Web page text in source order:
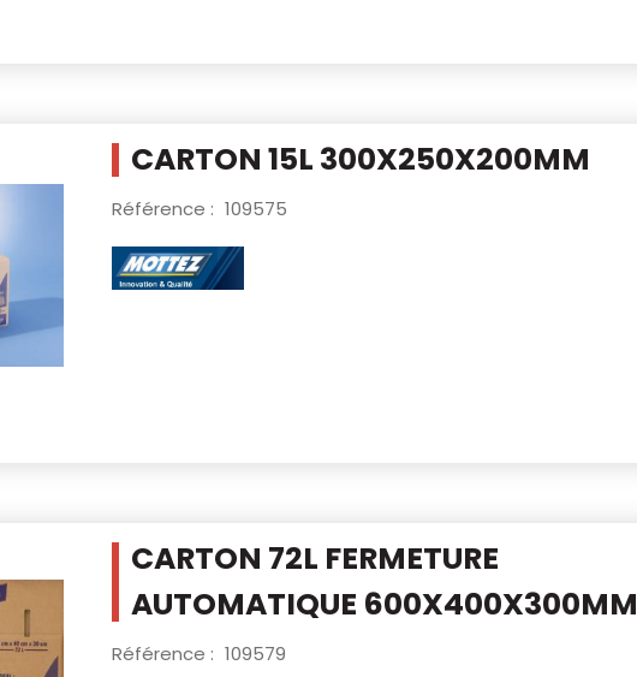
CARTON 15L 300X250X200MM
Référence : 109575
CARTON 72L FERMETURE
AUTOMATIQUE 600X400X300MM
Référence : 109579